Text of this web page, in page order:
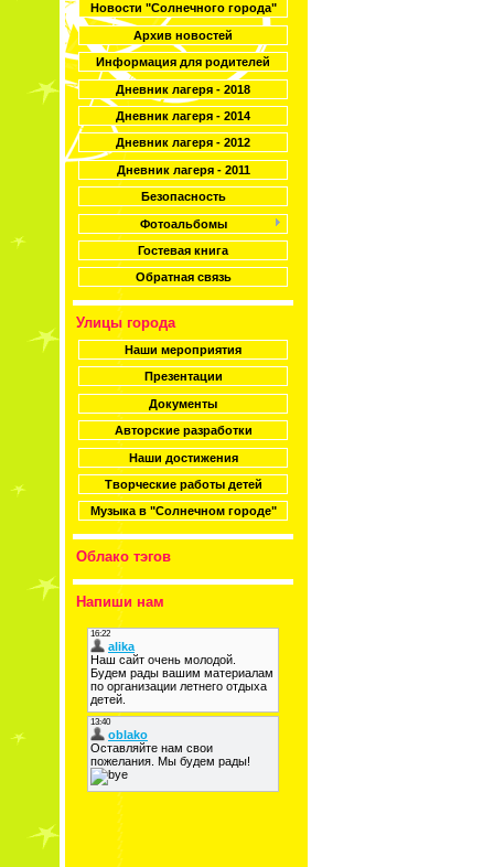
Новости "Солнечного города"
Архив новостей
Информация для родителей
Дневник лагеря - 2018
Дневник лагеря - 2014
Дневник лагеря - 2012
Дневник лагеря - 2011
Безопасность
Фотоальбомы
Гостевая книга
Обратная связь
Улицы города
Наши мероприятия
Презентации
Документы
Авторские разработки
Наши достижения
Творческие работы детей
Музыка в "Солнечном городе"
Облако тэгов
Напиши нам